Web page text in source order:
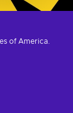
of America.